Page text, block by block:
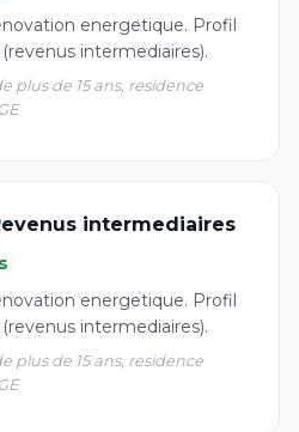
energetique. Profil
intermediaires).
plus de 15 ans, residence
intermediaires
energetique. Profil
intermediaires).
plus de 15 ans, residence